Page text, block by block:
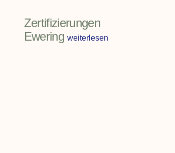
Zertifizierungen
Eweringweiterlesen